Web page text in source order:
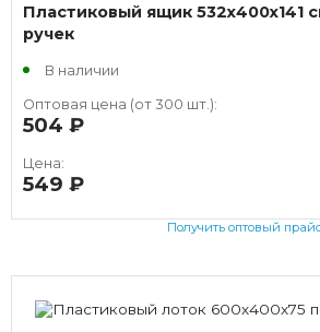
Пластиковый ящик 532х400х141
ручек
В наличии
Оптовая цена (от 300 шт.):
504
Цена:
549
Получить оптовый